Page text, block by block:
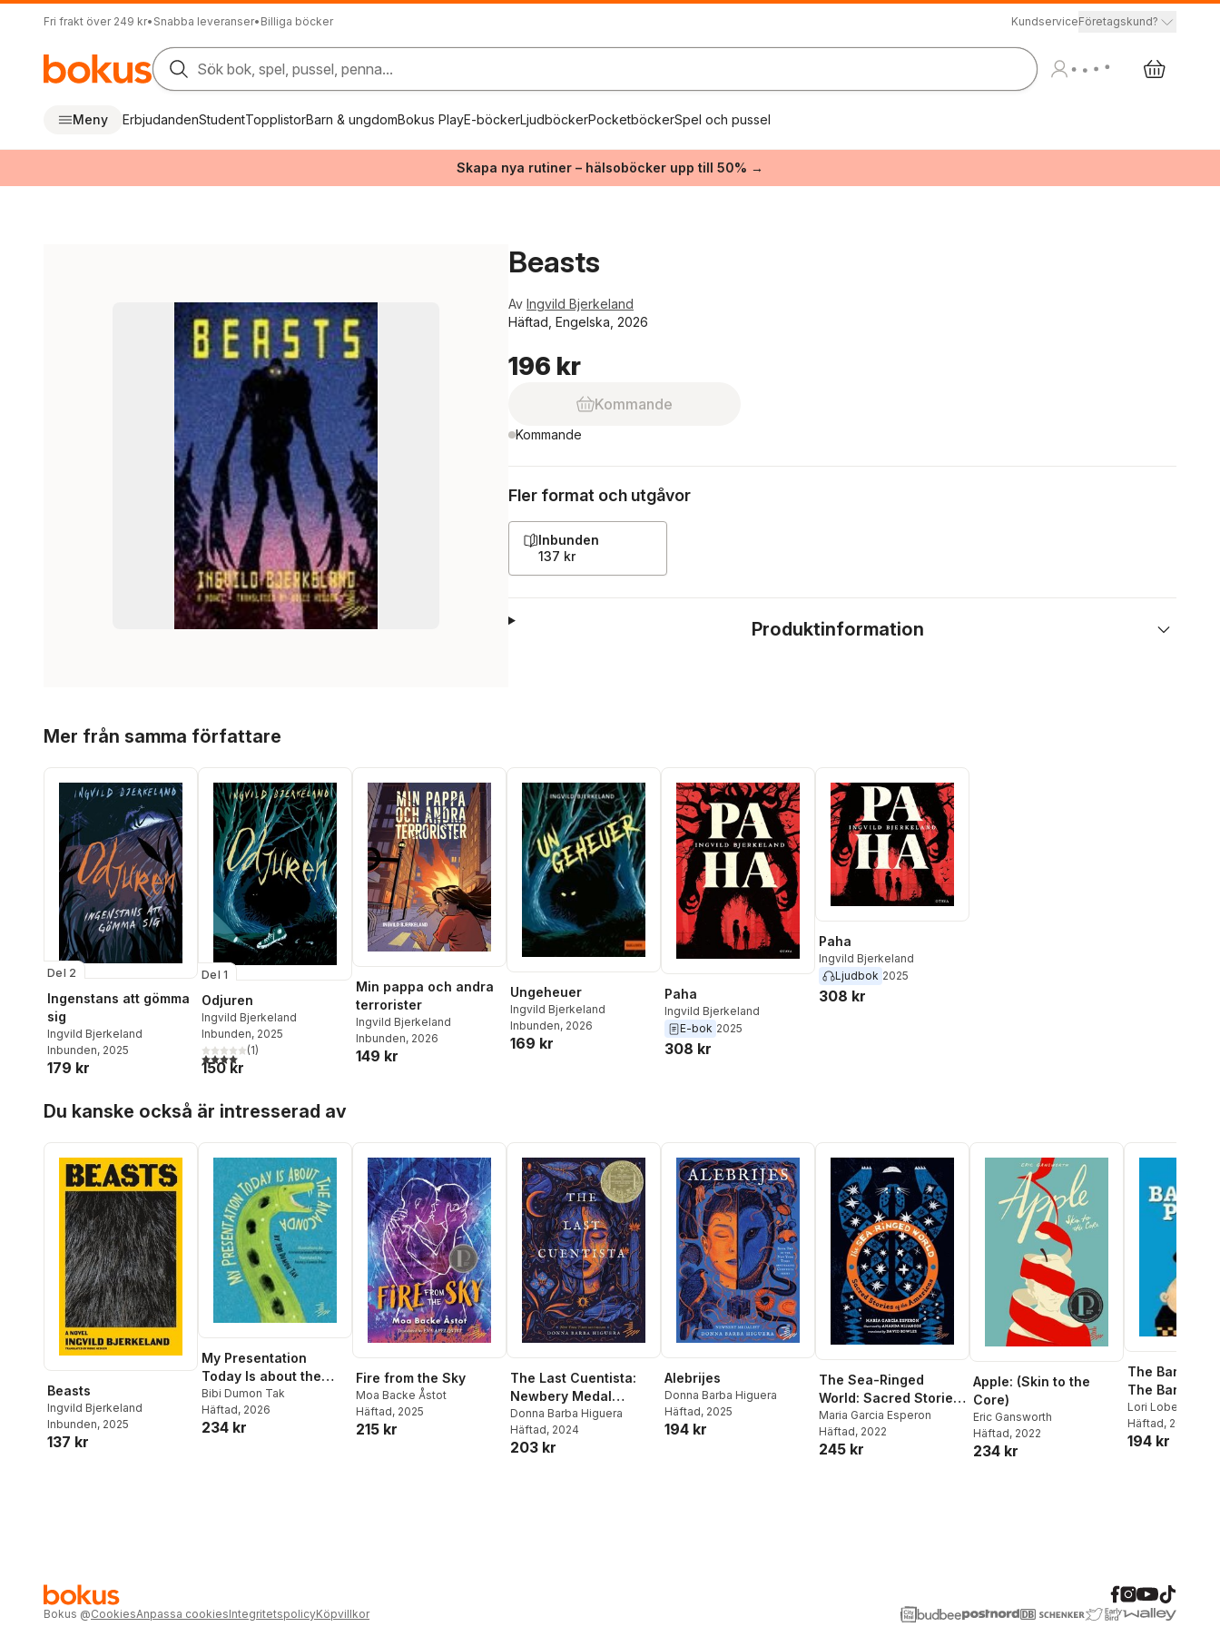
Fri frakt över 249 kr• Snabba leveranser• Billiga böcker KundserviceFöretagskund?
Sök bok, spel, pussel, penna...
Meny ErbjudandenStudentTopplistorBarn & ungdomBokus PlayE-böckerLjudböckerPocketböckerSpel och pussel
Skapa nya rutiner – hälsoböcker upp till 50% →
Beasts
Av Ingvild Bjerkeland
Häftad, Engelska, 2026
196 kr
Kommande
Kommande
Fler format och utgåvor
Inbunden
137 kr
Produktinformation
Mer från samma författare
Del 2
Ingenstans att gömma
sig
Ingvild Bjerkeland
Inbunden, 2025
179 kr
Del 1
Odjuren
Ingvild Bjerkeland
Inbunden, 2025
4,0utav 5 stjärnor. Totalt antal röster:
(1)
150 kr
Min pappa och andra
terrorister
Ingvild Bjerkeland
Inbunden, 2026
149 kr
Ungeheuer
Ingvild Bjerkeland
Inbunden, 2026
169 kr
Paha
Ingvild Bjerkeland
E-bok 2025
308 kr
Paha
Ingvild Bjerkeland
Ljudbok 2025
308 kr
Du kanske också är intresserad av
Beasts
Ingvild Bjerkeland
Inbunden, 2025
137 kr
My Presentation
Today Is about the
Anaconda
Bibi Dumon Tak
Häftad, 2026
234 kr
Fire from the Sky
Moa Backe Åstot
Häftad, 2025
215 kr
The Last Cuentista:
Newbery Medal
Winner
Donna Barba Higuera
Häftad, 2024
203 kr
Alebrijes
Donna Barba Higuera
Häftad, 2025
194 kr
The Sea-Ringed
World: Sacred Stories
of the Americas
Maria Garcia Esperon
Häftad, 2022
245 kr
Apple: (Skin to the
Core)
Eric Gansworth
Häftad, 2022
234 kr
The Barking
The Barking
Book 1
Lori Lobenstine
Häftad, 2026
194 kr
Bokus @CookiesAnpassa cookiesIntegritetspolicyKöpvillkor